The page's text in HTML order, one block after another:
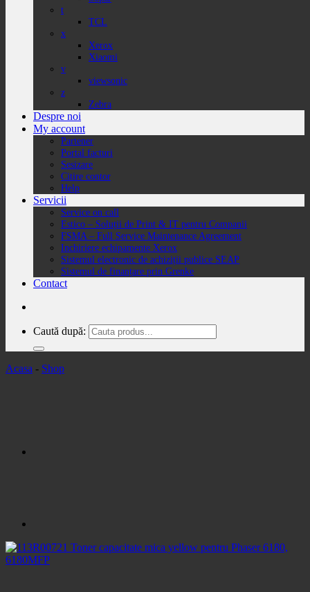
t
TCL
x
Xerox
Xiaomi
v
viewsonic
z
Zebra
Despre noi
My account
Partener
Portal facturi
Sesizare
Citire contor
Help
Servicii
Service on call
Estico – Soluții de Print & IT pentru Companii
FSMA – Full Service Maintenance Agreement
Inchiriere echipamente Xerox
Sistemul electronic de achiziții publice SEAP
Sistemul de finanțare prin Grenke
Contact
Caută după:
Acasa - Shop